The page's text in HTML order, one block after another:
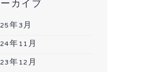
カイブ
年3月
年11月
年12月